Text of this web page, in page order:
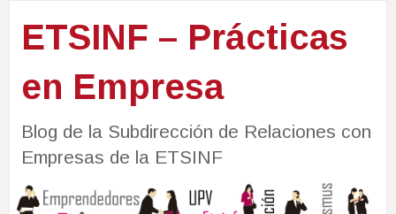
ETSINF – Prácticas
en Empresa
Blog de la Subdirección de Relaciones con
Empresas de la ETSINF